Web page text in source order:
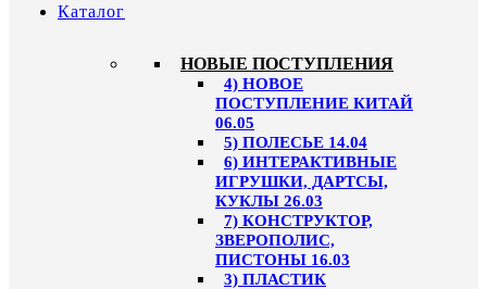
Каталог
НОВЫЕ ПОСТУПЛЕНИЯ
4) НОВОЕ
ПОСТУПЛЕНИЕ КИТАЙ
06.05
5) ПОЛЕСЬЕ 14.04
6) ИНТЕРАКТИВНЫЕ
ИГРУШКИ, ДАРТСЫ,
КУКЛЫ 26.03
7) КОНСТРУКТОР,
ЗВЕРОПОЛИС,
ПИСТОНЫ 16.03
3) ПЛАСТИК